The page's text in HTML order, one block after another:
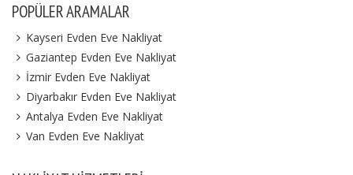
POPÜLER ARAMALAR
Kayseri Evden Eve Nakliyat
Gaziantep Evden Eve Nakliyat
İzmir Evden Eve Nakliyat
Diyarbakır Evden Eve Nakliyat
Antalya Evden Eve Nakliyat
Van Evden Eve Nakliyat